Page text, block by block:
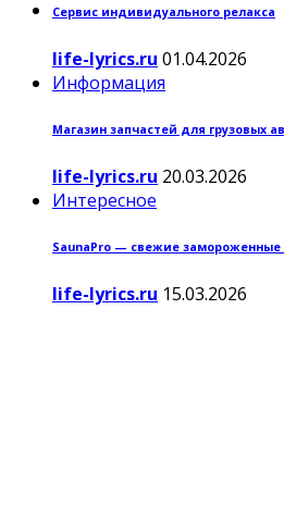
Сервис индивидуального релакса
life-lyrics.ru 01.04.2026
Информация
Магазин запчастей для грузовых
life-lyrics.ru 20.03.2026
Интересное
SaunaPro — свежие
life-lyrics.ru 15.03.2026